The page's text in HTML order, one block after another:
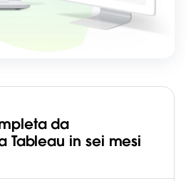
da
Tableau in sei mesi